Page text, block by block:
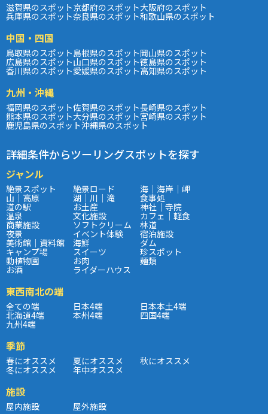
滋賀県のスポット京都府のスポット大阪府のスポット
兵庫県のスポット奈良県のスポット和歌山県のスポット
中国・四国
鳥取県のスポット島根県のスポット岡山県のスポット
広島県のスポット山口県のスポット徳島県のスポット
香川県のスポット愛媛県のスポット高知県のスポット
九州・沖縄
福岡県のスポット佐賀県のスポット長崎県のスポット
熊本県のスポット大分県のスポット宮崎県のスポット
鹿児島県のスポット沖縄県のスポット
詳細条件からツーリングスポットを探す
ジャンル
絶景スポット 絶景ロード 海｜海岸｜岬
山｜高原 湖｜川｜滝 食事処
道の駅 お土産 神社｜寺院
温泉 文化施設 カフェ｜軽食
商業施設 ソフトクリーム 林道
夜景 イベント体験 宿泊施設
美術館｜資料館 海鮮 ダム
キャンプ場 スイーツ 珍スポット
動植物園 お肉 麺類
お酒 ライダーハウス
東西南北の端
全ての端 日本4端 日本本土4端
北海道4端 本州4端 四国4端
九州4端
季節
春にオススメ 夏にオススメ 秋にオススメ
冬にオススメ 年中オススメ
施設
屋内施設 屋外施設